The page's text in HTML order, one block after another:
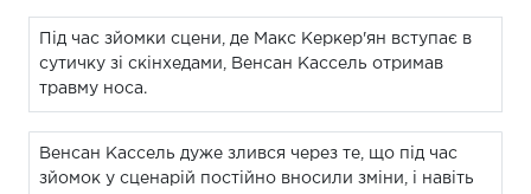
Під час зйомки сцени, де Макс Керкер'ян вступає в
сутичку зі скінхедами, Венсан Кассель отримав
травму носа.
Венсан Кассель дуже злився через те, що під час
зйомок у сценарій постійно вносили зміни, і навіть